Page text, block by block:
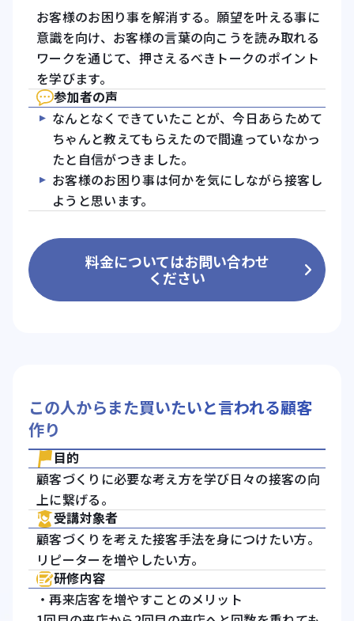
お客様のお困り事を解消する。願望を叶える事に
意識を向け、お客様の言葉の向こうを読み取れる
ワークを通じて、押さえるべきトークのポイント
を学びます。
参加者の声
なんとなくできていたことが、今日あらためて
ちゃんと教えてもらえたので間違っていなかっ
たと自信がつきました。
お客様のお困り事は何かを気にしながら接客し
ようと思います。
料金についてはお問い合わせ
ください
この人からまた買いたいと言われる顧客
作り
目的
顧客づくりに必要な考え方を学び日々の接客の向
上に繋げる。
受講対象者
顧客づくりを考えた接客手法を身につけたい方。
リピーターを増やしたい方。
研修内容
・再来店客を増やすことのメリット